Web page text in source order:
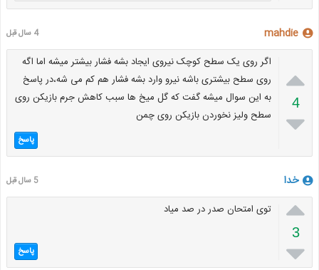
mahdie 4 سال قبل

4

اگر روی یک سطح کوچک نیروی ایجاد بشه فشار بیشتر میشه اما اگه
روی سطح بیشتری باشه نیرو وارد بشه فشار هم کم می شه،در پاسخ
به این سوال میشه گفت که گل میخ ها سبب کاهش جرم بازیکن روی
سطح ولیز نخوردن بازیکن روی چمن
پاسخ
خدا 5 سال قبل

3

توی امتحان صدر در صد میاد
پاسخ